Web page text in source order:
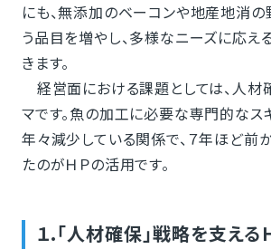
にも、無添加のベーコンや地産地消の
う品目を増やし、多様なニーズに応え
きます。
経営面における課題としては、人材
マです。魚の加工に必要な専門的な
年々減少している関係で、７年ほど前
たのがＨＰの活用です。
１.「人材確保」戦略を支える